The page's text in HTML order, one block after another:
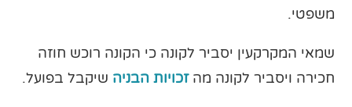
משפטי.
שמאי המקרקעין יסביר לקונה כי הקונה רוכש חוזה
חכירה ויסביר לקונה מהזכויות הבניה שיקבל בפועל.